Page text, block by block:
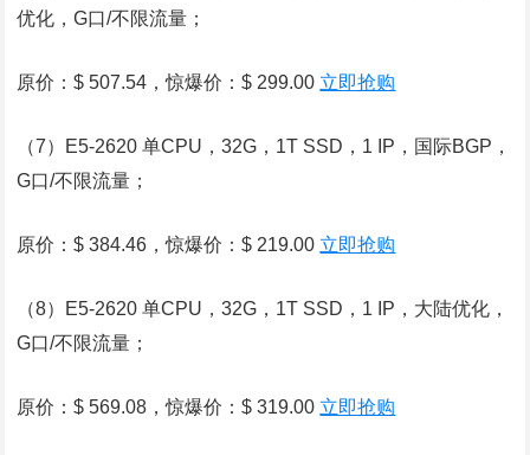
优化，G口/不限流量；
原价：$ 507.54，惊爆价：$ 299.00 立即抢购
（7）E5-2620 单CPU，32G，1T SSD，1 IP，国际BGP，
G口/不限流量；
原价：$ 384.46，惊爆价：$ 219.00 立即抢购
（8）E5-2620 单CPU，32G，1T SSD，1 IP，大陆优化，
G口/不限流量；
原价：$ 569.08，惊爆价：$ 319.00 立即抢购